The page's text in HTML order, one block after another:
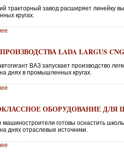
тракторный завод расширяет линейку
кругах.
LADA LARGUS CNG
ВАЗ запускает производство
днях в промышленных кругах.
ОБОРУДОВАНИЕ ДЛЯ
машиностроители готовы оснастить
днях отраслевые источники.